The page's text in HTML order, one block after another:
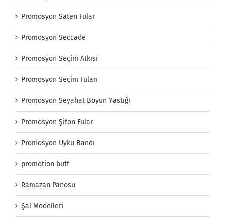
Promosyon Saten Fular
Promosyon Seccade
Promosyon Seçim Atkısı
Promosyon Seçim Fuları
Promosyon Seyahat Boyun Yastığı
Promosyon Şifon Fular
Promosyon Uyku Bandı
promotion buff
Ramazan Panosu
Şal Modelleri